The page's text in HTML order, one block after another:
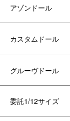
アゾンドール
カスタムドール
グルーヴドール
委託1/12サイズ